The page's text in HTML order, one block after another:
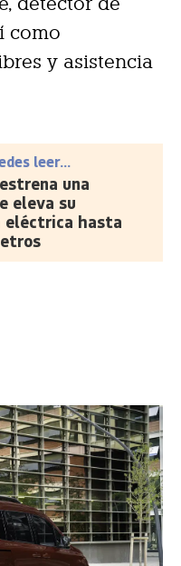
como
y asistencia
leer...
una
eleva su
eléctrica hasta